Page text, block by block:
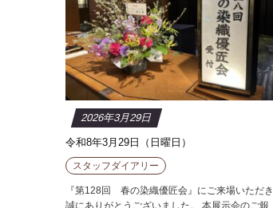
2026年3月29日
令和8年3月29日（日曜日）
スタッフダイアリー
『第128回 春の染織優匠会』にご来場いただき
誠にありがとうございました。 本展示会のご報